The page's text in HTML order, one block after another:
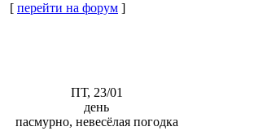
[ перейти на форум ]
ПТ, 23/01
день
пасмурно, невесёлая погодка